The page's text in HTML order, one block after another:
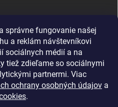
správne fungovanie našej
a reklám návštevníkovi
sociálnych médií a na
tiež zdieľame so sociálnymi
partnermi. Viac
ochrany osobných údajov a
.
sledujte nás na FB